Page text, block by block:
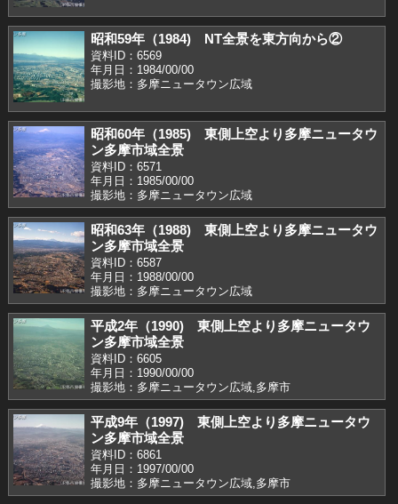
昭和59年（1984) NT全景を東方向から②
資料ID：6569
年月日：1984/00/00
撮影地：多摩ニュータウン広域
昭和60年（1985) 東側上空より多摩ニュータウ
ン多摩市域全景
資料ID：6571
年月日：1985/00/00
撮影地：多摩ニュータウン広域
昭和63年（1988) 東側上空より多摩ニュータウ
ン多摩市域全景
資料ID：6587
年月日：1988/00/00
撮影地：多摩ニュータウン広域
平成2年（1990) 東側上空より多摩ニュータウ
ン多摩市域全景
資料ID：6605
年月日：1990/00/00
撮影地：多摩ニュータウン広域,多摩市
平成9年（1997) 東側上空より多摩ニュータウ
ン多摩市域全景
資料ID：6861
年月日：1997/00/00
撮影地：多摩ニュータウン広域,多摩市